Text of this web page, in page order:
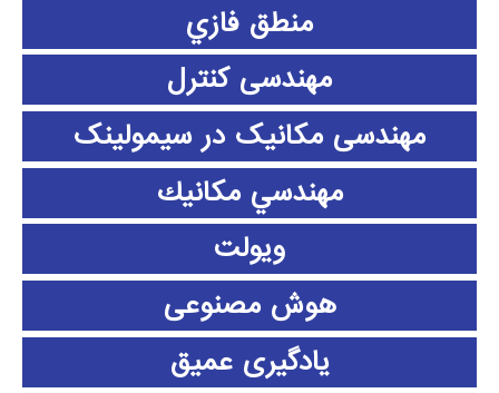
منطق فازي
مهندسی کنترل
مهندسی مکانیک در سیمولینک
مهندسي مكانيك
ویولت
هوش مصنوعی
یادگیری عمیق